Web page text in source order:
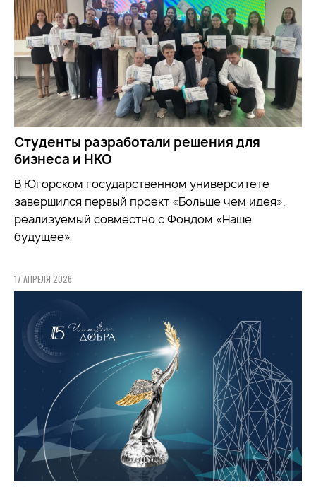
Студенты разработали решения для
бизнеса и НКО
В Югорском государственном университете
завершился первый проект «Больше чем идея»,
реализуемый совместно с Фондом «Наше
будущее»
17 АПРЕЛЯ 2026